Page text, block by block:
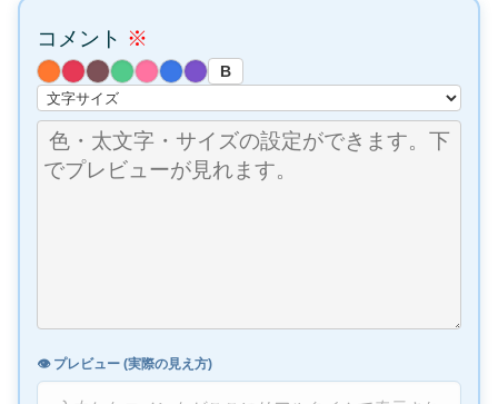
コメント ※
B
👁️ プレビュー (実際の見え方)